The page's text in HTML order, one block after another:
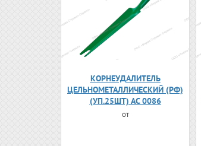
КОРНЕУДАЛИТЕЛЬ
ЦЕЛЬНОМЕТАЛЛИЧЕСКИЙ (РФ)
(УП.25ШТ) АС 0086
от